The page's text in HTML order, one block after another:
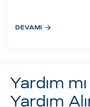
DEVAMI
Yardım
Yardım